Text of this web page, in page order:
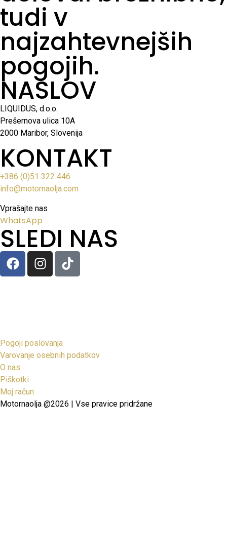
tudi v
najzahtevnejših
pogojih.
NASLOV
LIQUIDUS, d.o.o.
Prešernova ulica 10A
2000 Maribor, Slovenija
KONTAKT
+386 (0)51 322 446
info@motornaolja.com
Vprašajte nas
WhatsApp
SLEDI NAS
Pogoji poslovanja
Varovanje osebnih podatkov
O nas
Piškotki
Moj račun
Motornaolja @2026 | Vse pravice pridržane